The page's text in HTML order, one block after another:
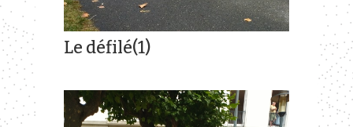
Le défilé(1)